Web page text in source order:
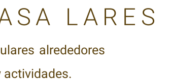
LARES
alrededores